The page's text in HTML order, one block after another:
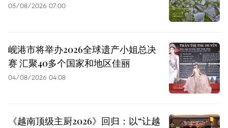
05/08/2026 07:00
岘港市将举办2026全球遗产小姐总决
赛 汇聚40多个国家和地区佳丽
04/08/2026 04:08
《越南顶级主厨2026》回归：以“让越